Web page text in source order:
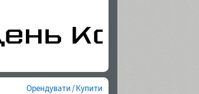
Орендувати / Купити